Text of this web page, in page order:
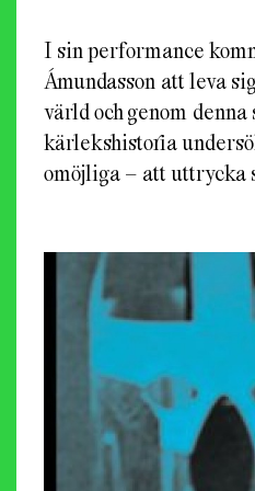
I sin performance
Ámundasson att leva
värld och genom denna
kärlekshistoria
omöjliga – att uttrycka